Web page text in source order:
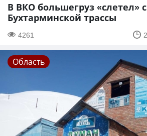
В ВКО большегруз «слетел» с
Бухтарминской трассы
4261
Область